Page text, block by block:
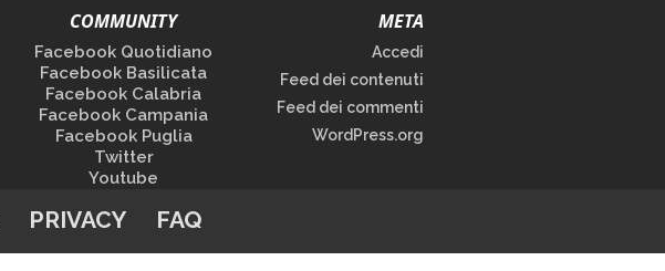
COMMUNITY
Facebook Quotidiano
Facebook Basilicata
Facebook Calabria
Facebook Campania
Facebook Puglia
Twitter
Youtube
META
Accedi
Feed dei contenuti
Feed dei commenti
WordPress.org
PRIVACY FAQ